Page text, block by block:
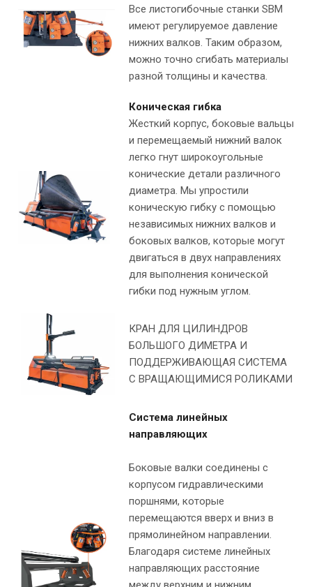
Все листогибочные станки SBM
имеют регулируемое давление
нижних валков. Таким образом,
можно точно сгибать материалы
разной толщины и качества.
Коническая гибка
Жесткий корпус, боковые вальцы
и перемещаемый нижний валок
легко гнут широкоугольные
конические детали различного
диаметра. Мы упростили
коническую гибку с помощью
независимых нижних валков и
боковых валков, которые могут
двигаться в двух направлениях
для выполнения конической
гибки под нужным углом.
КРАН ДЛЯ ЦИЛИНДРОВ
БОЛЬШОГО ДИМЕТРА И
ПОДДЕРЖИВАЮЩАЯ СИСТЕМА
С ВРАЩАЮЩИМИСЯ РОЛИКАМИ
Система линейных
направляющих
Боковые валки соединены с
корпусом гидравлическими
поршнями, которые
перемещаются вверх и вниз в
прямолинейном направлении.
Благодаря системе линейных
направляющих расстояние